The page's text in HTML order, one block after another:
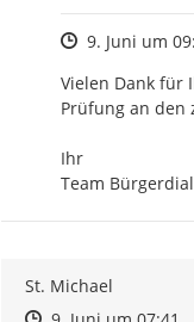
Zeitpunkt des
9. Juni um
Vielen Dank für
Prüfung an den
Ihr
Team
St. Michael